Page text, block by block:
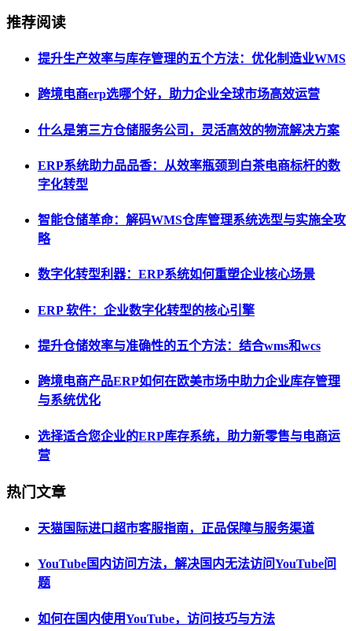
推荐阅读
提升生产效率与库存管理的五个方法：优化制造业WMS
跨境电商erp选哪个好，助力企业全球市场高效运营
什么是第三方仓储服务公司，灵活高效的物流解决方案
ERP系统助力品品香：从效率瓶颈到白茶电商标杆的数
字化转型
智能仓储革命：解码WMS仓库管理系统选型与实施全攻
略
数字化转型利器：ERP系统如何重塑企业核心场景
ERP 软件：企业数字化转型的核心引擎
提升仓储效率与准确性的五个方法：结合wms和wcs
跨境电商产品ERP如何在欧美市场中助力企业库存管理
与系统优化
选择适合您企业的ERP库存系统，助力新零售与电商运
营
热门文章
天猫国际进口超市客服指南，正品保障与服务渠道
YouTube国内访问方法，解决国内无法访问YouTube问
题
如何在国内使用YouTube，访问技巧与方法